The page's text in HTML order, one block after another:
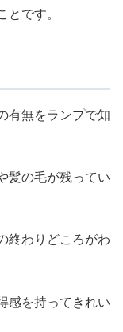
とです。
有無をランプで知
髪の毛が残ってい
終わりどころがわ
感を持ってきれい